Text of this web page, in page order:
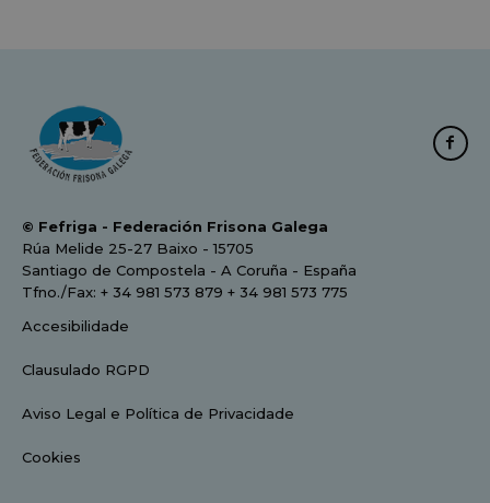
© Fefriga - Federación Frisona Galega
Rúa Melide 25-27 Baixo - 15705
Santiago de Compostela - A Coruña - España
Tfno./Fax: + 34 981 573 879 + 34 981 573 775
Accesibilidade
Clausulado RGPD
Aviso Legal e Política de Privacidade
Cookies